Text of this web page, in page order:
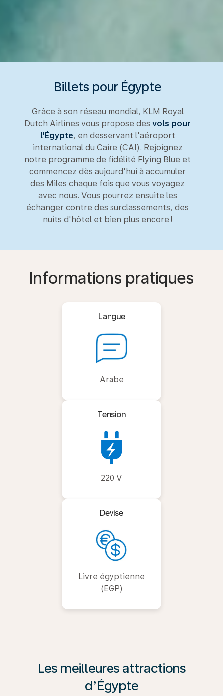
Billets pour Égypte
Grâce à son réseau mondial, KLM Royal
Dutch Airlines vous propose des vols pour
l'Égypte, en desservant l'aéroport
international du Caire (CAI). Rejoignez
notre programme de fidélité Flying Blue et
commencez dès aujourd'hui à accumuler
des Miles chaque fois que vous voyagez
avec nous. Vous pourrez ensuite les
échanger contre des surclassements, des
nuits d'hôtel et bien plus encore !
Informations pratiques
Langue
Arabe
Tension
220 V
Devise
Livre égyptienne
(EGP)
Les meilleures attractions
d’Égypte